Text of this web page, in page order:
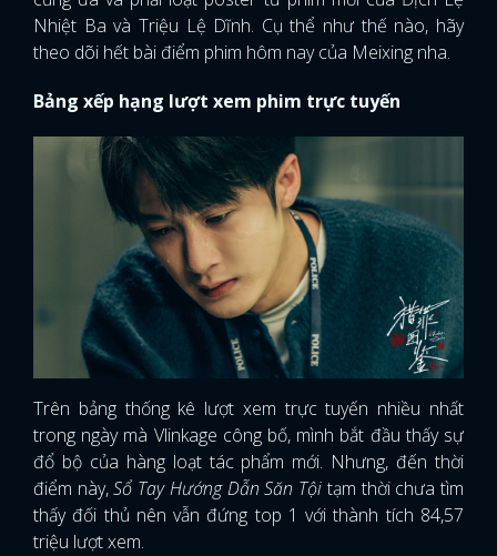
Nhiệt Ba và Triệu Lệ Dĩnh. Cụ thể như thế nào, hãy
theo dõi hết bài điểm phim hôm nay của Meixing nha.
Bảng xếp hạng lượt xem phim trực tuyến
Trên bảng thống kê lượt xem trực tuyến nhiều nhất
trong ngày mà Vlinkage công bố, mình bắt đầu thấy sự
đổ bộ của hàng loạt tác phẩm mới. Nhưng, đến thời
điểm này,Sổ Tay Hướng Dẫn Săn Tội tạm thời chưa tìm
thấy đối thủ nên vẫn đứng top 1 với thành tích 84,57
triệu lượt xem.